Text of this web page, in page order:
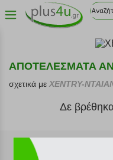
ΑΠΟΤΕΛΕΣΜΑΤΑ
σχετικά με XENTRY-
Δε